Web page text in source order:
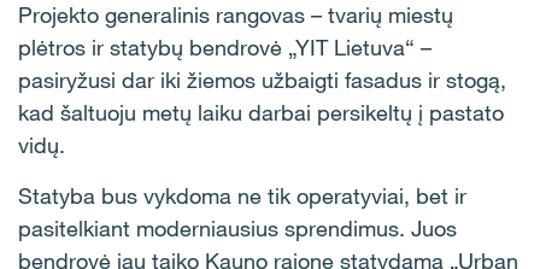
Projekto generalinis rangovas – tvarių miestų
plėtros ir statybų bendrovė „YIT Lietuva“ –
pasiryžusi dar iki žiemos užbaigti fasadus ir stogą,
kad šaltuoju metų laiku darbai persikeltų į pastato
vidų.
Statyba bus vykdoma ne tik operatyviai, bet ir
pasitelkiant moderniausius sprendimus. Juos
bendrovė jau taiko Kauno rajone statydama „Urban